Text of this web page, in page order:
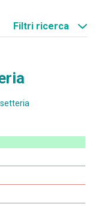
Filtri ricerca